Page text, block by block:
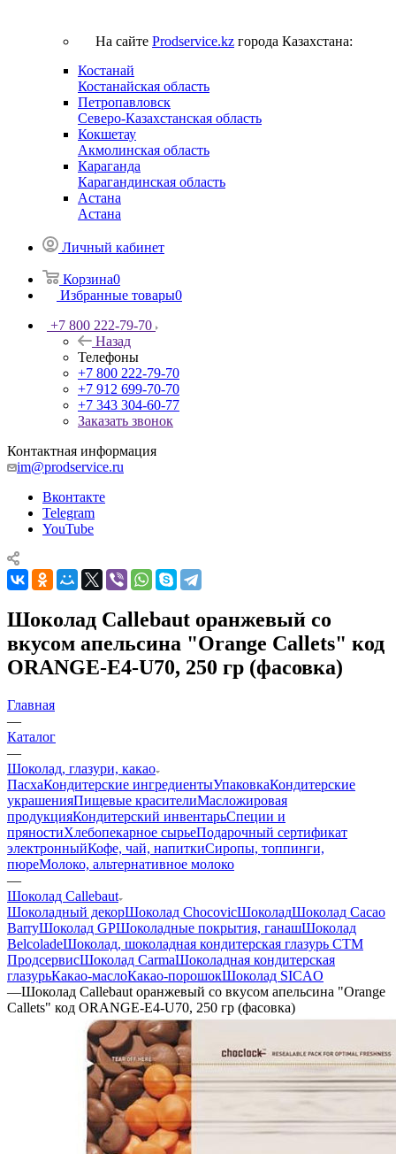
На сайте Prodservice.kz города Казахстана:
Костанай
Костанайская область
Петропавловск
Северо-Казахстанская область
Кокшетау
Акмолинская область
Караганда
Карагандинская область
Астана
Астана
Личный кабинет
Корзина0
Избранные товары0
+7 800 222-79-70
Назад
Телефоны
+7 800 222-79-70
+7 912 699-70-70
+7 343 304-60-77
Заказать звонок
Контактная информация
im@prodservice.ru
Вконтакте
Telegram
YouTube
Шоколад Callebaut оранжевый со
вкусом апельсина "Orange Callets" код
ORANGE-E4-U70, 250 гр (фасовка)
Главная
—
Каталог
—
Шоколад, глазури, какао
ПасхаКондитерские ингредиентыУпаковкаКондитерские
украшенияПищевые красителиМасложировая
продукцияКондитерский инвентарьСпеции и
пряностиХлебопекарное сырьеПодарочный сертификат
электронныйКофе, чай, напиткиСиропы, топпинги,
пюреМолоко, альтернативное молоко
—
Шоколад Callebaut
Шоколадный декорШоколад ChocovicШоколадШоколад Cacao
BarryШоколад GPШоколадные покрытия, ганашШоколад
BelcoladeШоколад, шоколадная кондитерская глазурь СТМ
ПродсервисШоколад CarmaШоколадная кондитерская
глазурьКакао-маслоКакао-порошокШоколад SICAO
—Шоколад Callebaut оранжевый со вкусом апельсина "Orange
Callets" код ORANGE-E4-U70, 250 гр (фасовка)